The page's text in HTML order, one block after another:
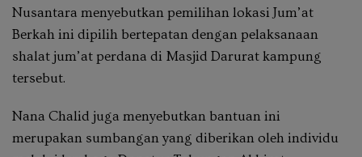
Nusantara menyebutkan pemilihan lokasi Jum’at
Berkah ini dipilih bertepatan dengan pelaksanaan
shalat jum’at perdana di Masjid Darurat kampung
tersebut.
Nana Chalid juga menyebutkan bantuan ini
merupakan sumbangan yang diberikan oleh individu